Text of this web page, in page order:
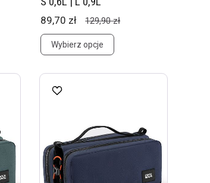
89,70 zł 129,90 zł
Wybierz opcje